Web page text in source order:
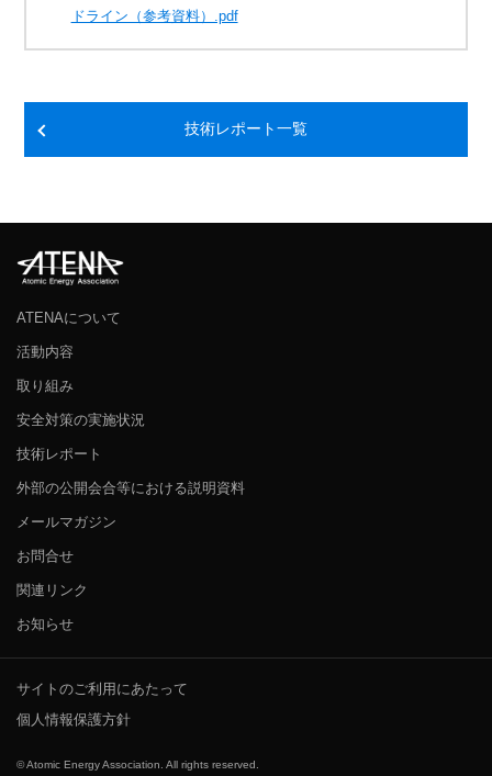
ドライン（参考資料）.pdf
技術レポート一覧
ATENAについて
活動内容
取り組み
安全対策の実施状況
技術レポート
外部の公開会合等における説明資料
メールマガジン
お問合せ
関連リンク
お知らせ
サイトのご利用にあたって
個人情報保護方針
© Atomic Energy Association. All rights reserved.